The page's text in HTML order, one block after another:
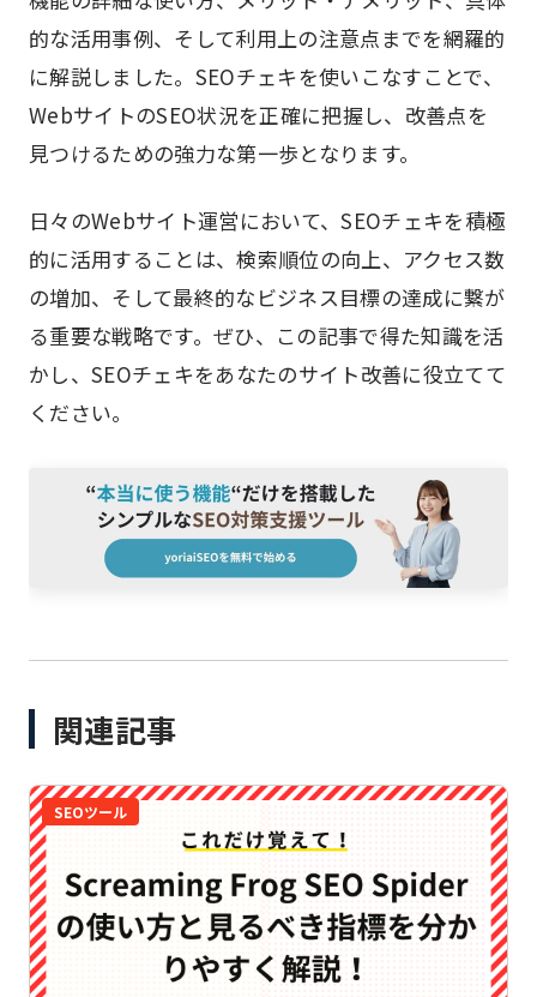
的な活用事例、そして利用上の注意点までを網羅的
に解説しました。SEOチェキを使いこなすことで、
WebサイトのSEO状況を正確に把握し、改善点を
見つけるための強力な第一歩となります。
日々のWebサイト運営において、SEOチェキを積極
的に活用することは、検索順位の向上、アクセス数
の増加、そして最終的なビジネス目標の達成に繋が
る重要な戦略です。ぜひ、この記事で得た知識を活
かし、SEOチェキをあなたのサイト改善に役立てて
ください。
関連記事
SEOツール